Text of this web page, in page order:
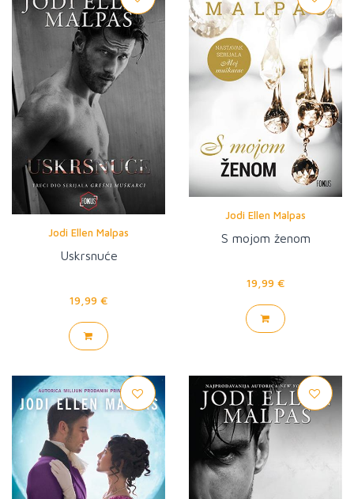
Jodi Ellen Malpas
Uskrsnuće
19,99 €
Jodi Ellen Malpas
S mojom ženom
19,99 €